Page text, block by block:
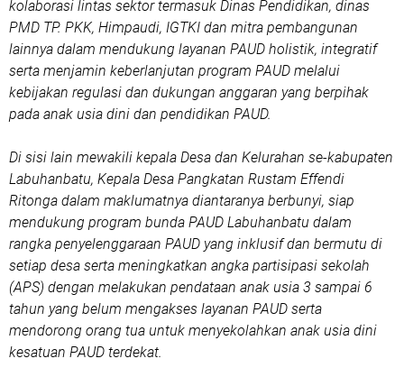
kolaborasi lintas sektor termasuk Dinas Pendidikan, dinas
PMD TP. PKK, Himpaudi, IGTKI dan mitra pembangunan
lainnya dalam mendukung layanan PAUD holistik, integratif
serta menjamin keberlanjutan program PAUD melalui
kebijakan regulasi dan dukungan anggaran yang berpihak
pada anak usia dini dan pendidikan PAUD.
Di sisi lain mewakili kepala Desa dan Kelurahan se-kabupaten
Labuhanbatu, Kepala Desa Pangkatan Rustam Effendi
Ritonga dalam maklumatnya diantaranya berbunyi, siap
mendukung program bunda PAUD Labuhanbatu dalam
rangka penyelenggaraan PAUD yang inklusif dan bermutu di
setiap desa serta meningkatkan angka partisipasi sekolah
(APS) dengan melakukan pendataan anak usia 3 sampai 6
tahun yang belum mengakses layanan PAUD serta
mendorong orang tua untuk menyekolahkan anak usia dini
kesatuan PAUD terdekat.